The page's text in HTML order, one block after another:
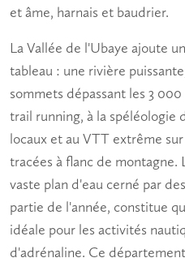
et âme, harnais et baudrier.
La Vallée de l'Ubaye ajoute
tableau : une rivière
sommets dépassant les 3
trail running, à la spéléologie
locaux et au VTT extrême
tracées à flanc de montagne.
vaste plan d'eau cerné par
partie de l'année, constitue
idéale pour les activités
d'adrénaline. Ce